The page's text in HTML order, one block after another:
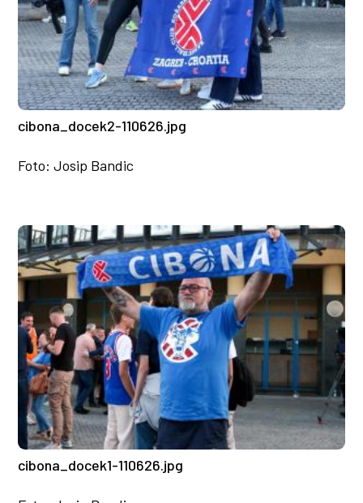
cibona_docek2-110626.jpg
Foto: Josip Bandic
cibona_docek1-110626.jpg